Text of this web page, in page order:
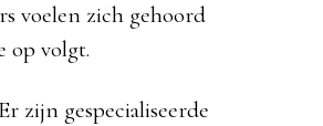
voelen zich gehoord
op volgt.
zijn gespecialiseerde